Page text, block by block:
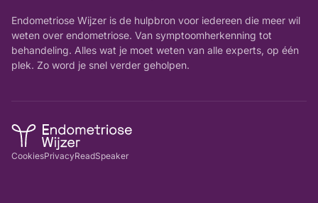
Endometriose Wijzer is de hulpbron voor iedereen die meer wil
weten over endometriose. Van symptoomherkenning tot
behandeling. Alles wat je moet weten van alle experts, op één
plek. Zo word je snel verder geholpen.
CookiesPrivacyReadSpeaker